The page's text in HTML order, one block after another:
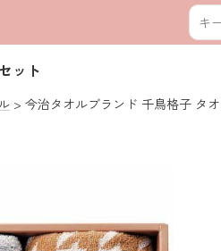
ット
今治タオルブランド 千鳥格子 タ